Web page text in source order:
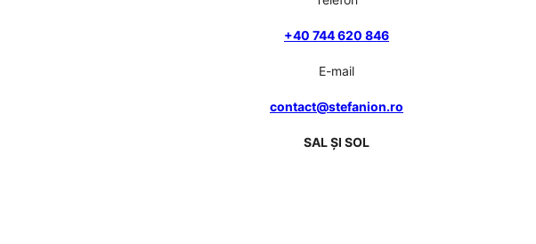
+40 744 620 846
E-mail
contact@stefanion.ro
SAL ȘI SOL